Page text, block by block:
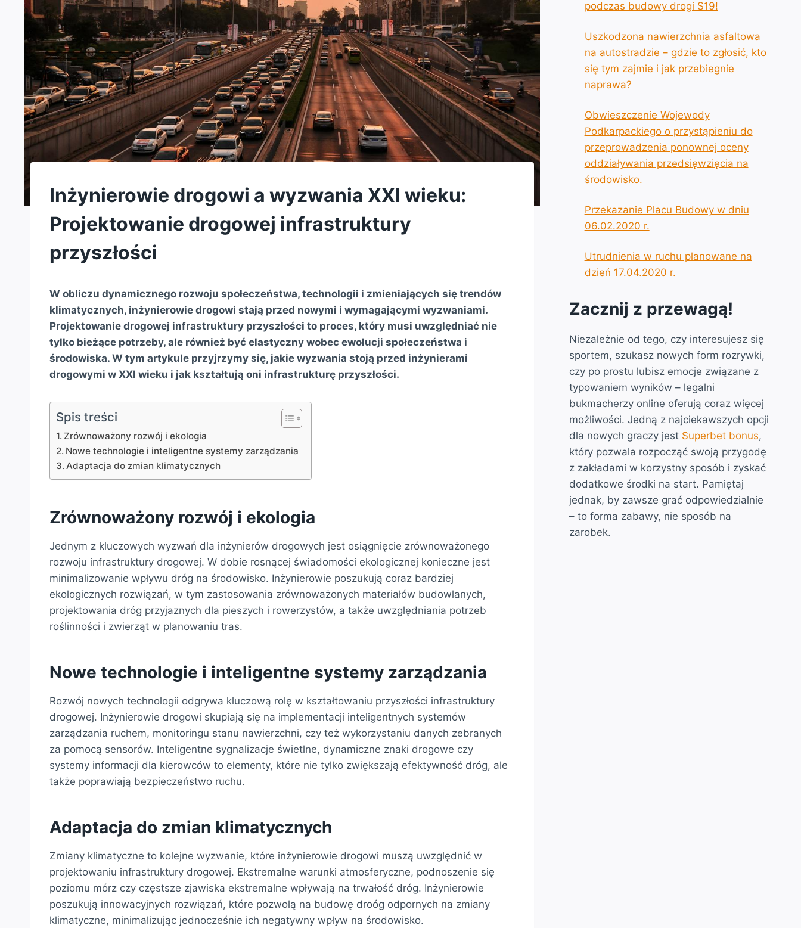
Inżynierowie drogowi a wyzwania XXI wieku:
Projektowanie drogowej infrastruktury
przyszłości
W obliczu dynamicznego rozwoju społeczeństwa, technologii i zmieniających się trendów
klimatycznych, inżynierowie drogowi stają przed nowymi i wymagającymi wyzwaniami.
Projektowanie drogowej infrastruktury przyszłości to proces, który musi uwzględniać nie
tylko bieżące potrzeby, ale również być elastyczny wobec ewolucji społeczeństwa i
środowiska. W tym artykule przyjrzymy się, jakie wyzwania stoją przed inżynierami
drogowymi w XXI wieku i jak kształtują oni infrastrukturę przyszłości.
Spis treści
Zrównoważony rozwój i ekologia
Nowe technologie i inteligentne systemy zarządzania
Adaptacja do zmian klimatycznych
Zrównoważony rozwój i ekologia
Jednym z kluczowych wyzwań dla inżynierów drogowych jest osiągnięcie zrównoważonego
rozwoju infrastruktury drogowej. W dobie rosnącej świadomości ekologicznej konieczne jest
minimalizowanie wpływu dróg na środowisko. Inżynierowie poszukują coraz bardziej
ekologicznych rozwiązań, w tym zastosowania zrównoważonych materiałów budowlanych,
projektowania dróg przyjaznych dla pieszych i rowerzystów, a także uwzględniania potrzeb
roślinności i zwierząt w planowaniu tras.
Nowe technologie i inteligentne systemy zarządzania
Rozwój nowych technologii odgrywa kluczową rolę w kształtowaniu przyszłości infrastruktury
drogowej. Inżynierowie drogowi skupiają się na implementacji inteligentnych systemów
zarządzania ruchem, monitoringu stanu nawierzchni, czy też wykorzystaniu danych zebranych
za pomocą sensorów. Inteligentne sygnalizacje świetlne, dynamiczne znaki drogowe czy
systemy informacji dla kierowców to elementy, które nie tylko zwiększają efektywność dróg, ale
także poprawiają bezpieczeństwo ruchu.
Adaptacja do zmian klimatycznych
Zmiany klimatyczne to kolejne wyzwanie, które inżynierowie drogowi muszą uwzględnić w
projektowaniu infrastruktury drogowej. Ekstremalne warunki atmosferyczne, podnoszenie się
poziomu mórz czy częstsze zjawiska ekstremalne wpływają na trwałość dróg. Inżynierowie
poszukują innowacyjnych rozwiązań, które pozwolą na budowę droóg odpornych na zmiany
klimatyczne, minimalizując jednocześnie ich negatywny wpływ na środowisko.
podczas budowy drogi S19!
Uszkodzona nawierzchnia asfaltowa
na autostradzie – gdzie to zgłosić, kto
się tym zajmie i jak przebiegnie
naprawa?
Obwieszczenie Wojewody
Podkarpackiego o przystąpieniu do
przeprowadzenia ponownej oceny
oddziaływania przedsięwzięcia na
środowisko.
Przekazanie Placu Budowy w dniu
06.02.2020 r.
Utrudnienia w ruchu planowane na
dzień 17.04.2020 r.
Zacznij z przewagą!
Niezależnie od tego, czy interesujesz się
sportem, szukasz nowych form rozrywki,
czy po prostu lubisz emocje związane z
typowaniem wyników – legalni
bukmacherzy online oferują coraz więcej
możliwości. Jedną z najciekawszych opcji
dla nowych graczy jest Superbet bonus,
który pozwala rozpocząć swoją przygodę
z zakładami w korzystny sposób i zyskać
dodatkowe środki na start. Pamiętaj
jednak, by zawsze grać odpowiedzialnie
– to forma zabawy, nie sposób na
zarobek.